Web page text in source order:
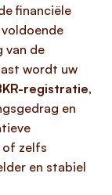
financiële
van de
wordt uw
registratie,
en
of zelfs
en stabiel